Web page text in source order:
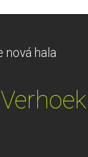
nová hala